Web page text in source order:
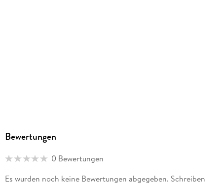
Bewertungen
0 Bewertungen
Es wurden noch keine Bewertungen abgegeben. Schreiben